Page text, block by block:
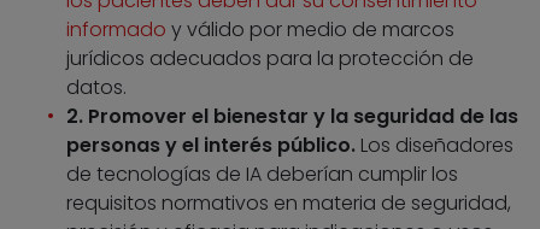
informado y válido por medio de marcos
jurídicos adecuados para la protección de
datos.
2. Promover el bienestar y la seguridad de las
personas y el interés público. Los diseñadores
de tecnologías de IA deberían cumplir los
requisitos normativos en materia de seguridad,